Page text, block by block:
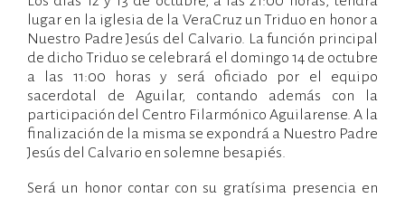
lugar en la iglesia de la VeraCruz un Triduo en honor a
Nuestro Padre Jesús del Calvario. La función principal
de dicho Triduo se celebrará el domingo 14 de octubre
a las 11:00 horas y será oficiado por el equipo
sacerdotal de Aguilar, contando además con la
participación del Centro Filarmónico Aguilarense. A la
finalización de la misma se expondrá a Nuestro Padre
Jesús del Calvario en solemne besapiés.
Será un honor contar con su gratísima presencia en